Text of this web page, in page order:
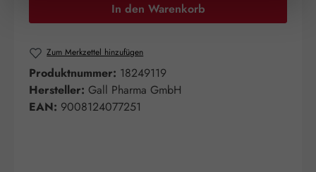
In den Warenkorb
Zum Merkzettel hinzufügen
Produktnummer: 18249119
Hersteller: Gall Pharma GmbH
EAN: 9008124077251